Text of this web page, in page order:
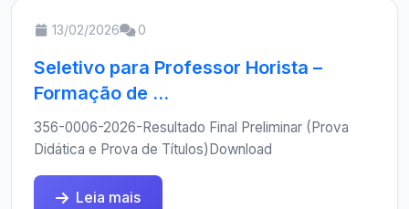
13/02/2026 0
Seletivo para Professor Horista –
Formação de ...
356-0006-2026-Resultado Final Preliminar (Prova
Didática e Prova de Títulos)Download
Leia mais